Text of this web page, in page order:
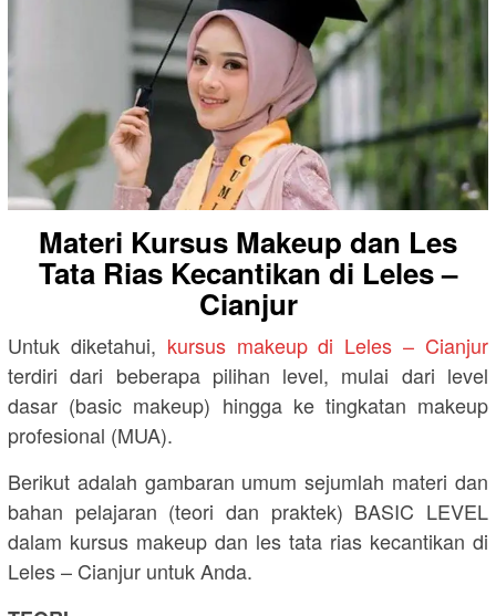
Materi Kursus Makeup dan Les
Tata Rias Kecantikan di Leles –
Cianjur
Untuk diketahui, kursus makeup di Leles – Cianjur
terdiri dari beberapa pilihan level, mulai dari level
dasar (basic makeup) hingga ke tingkatan makeup
profesional (MUA).
Berikut adalah gambaran umum sejumlah materi dan
bahan pelajaran (teori dan praktek) BASIC LEVEL
dalam kursus makeup dan les tata rias kecantikan di
Leles – Cianjur untuk Anda.